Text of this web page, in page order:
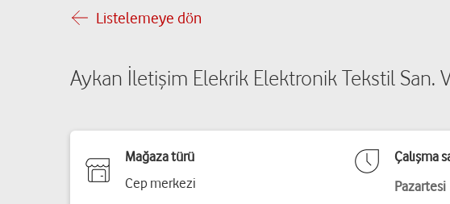
Listelemeye dön
Aykan İletişim Elekrik Elektronik Tekstil San.
Mağaza türü
Cep merkezi
Çalışma
Pazartesi